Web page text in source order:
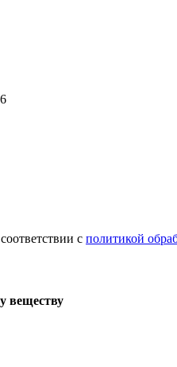
с политикой
веществу